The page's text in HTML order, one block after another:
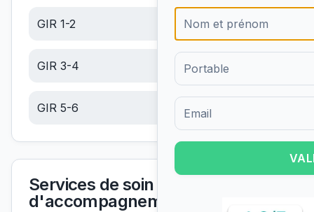
GIR 1-2 6.10€/jour
GIR 3-4 6.10
GIR 5-6
Services de soin et
d'accompagnement
Formulaire d'inscription pour